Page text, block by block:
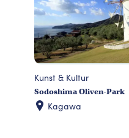
Kunst & Kultur
Sodoshima Oliven-Park
Kagawa